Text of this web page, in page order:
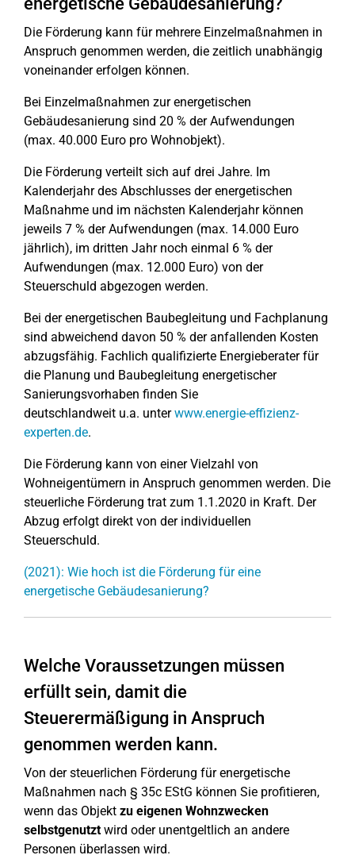
Die Förderung kann für mehrere Einzelmaßnahmen in
Anspruch genommen werden, die zeitlich unabhängig
voneinander erfolgen können.
Bei Einzelmaßnahmen zur energetischen
Gebäudesanierung sind 20 % der Aufwendungen
(max. 40.000 Euro pro Wohnobjekt).
Die Förderung verteilt sich auf drei Jahre. Im
Kalenderjahr des Abschlusses der energetischen
Maßnahme und im nächsten Kalenderjahr können
jeweils 7 % der Aufwendungen (max. 14.000 Euro
jährlich), im dritten Jahr noch einmal 6 % der
Aufwendungen (max. 12.000 Euro) von der
Steuerschuld abgezogen werden.
Bei der energetischen Baubegleitung und Fachplanung
sind abweichend davon 50 % der anfallenden Kosten
abzugsfähig. Fachlich qualifizierte Energieberater für
die Planung und Baubegleitung energetischer
Sanierungsvorhaben finden Sie
deutschlandweit u.a. unterwww.energie-effizienz-
experten.de.
Die Förderung kann von einer Vielzahl von
Wohneigentümern in Anspruch genommen werden. Die
steuerliche Förderung trat zum 1.1.2020 in Kraft. Der
Abzug erfolgt direkt von der individuellen
Steuerschuld.
(2021): Wie hoch ist die Förderung für eine
energetische Gebäudesanierung?
Welche Voraussetzungen müssen
erfüllt sein, damit die
Steuerermäßigung in Anspruch
genommen werden kann.
Von der steuerlichen Förderung für energetische
Maßnahmen nach § 35c EStG können Sie profitieren,
wenn das Objekt zu eigenen Wohnzwecken
selbstgenutztwird oder unentgeltlich an andere
Personen überlassen wird.